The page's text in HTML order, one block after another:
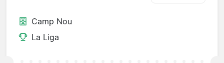
Camp Nou
La Liga